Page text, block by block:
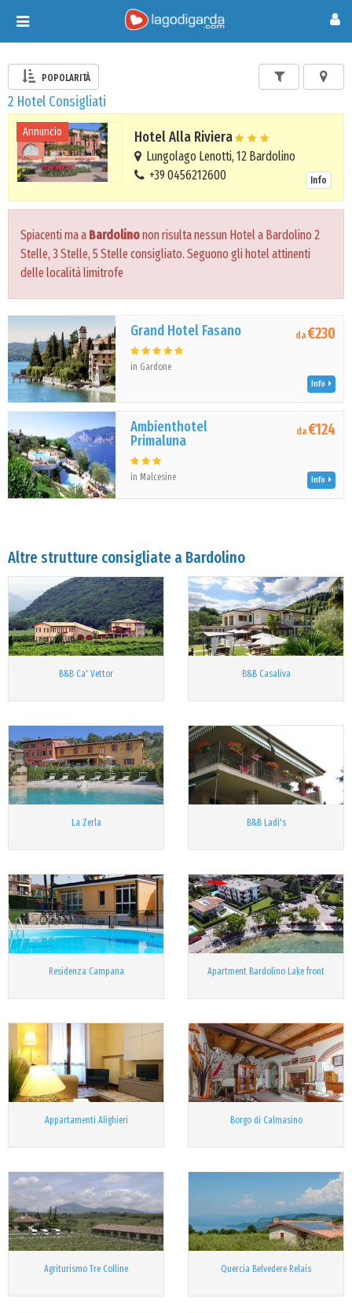
Toggle
navigation
POPOLARITÀ
2 Hotel Consigliati
Annuncio Hotel Alla Riviera
Lungolago Lenotti, 12 Bardolino
+39 0456212600
Info
Spiacenti ma a Bardolinonon risulta nessun Hotel a Bardolino 2
Stelle, 3 Stelle, 5 Stelle consigliato. Seguono gli hotel attinenti
delle località limitrofe
Grand Hotel Fasano
in Gardone
da€230
Info
Ambienthotel
Primaluna
in Malcesine
da€124
Info
Altre strutture consigliate a Bardolino
B&B Ca' Vettor B&B Casaliva
La Zerla B&B Ladi's
Residenza Campana Apartment Bardolino Lake front
Appartamenti Alighieri Borgo di Calmasino
Agriturismo Tre Colline Quercia Belvedere Relais